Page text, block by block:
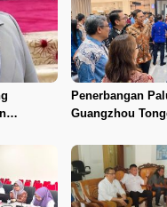
Penerbangan
Guangzhou